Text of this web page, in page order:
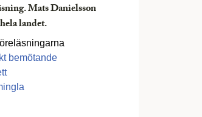
Mats Danielsson
landet.
bemötande